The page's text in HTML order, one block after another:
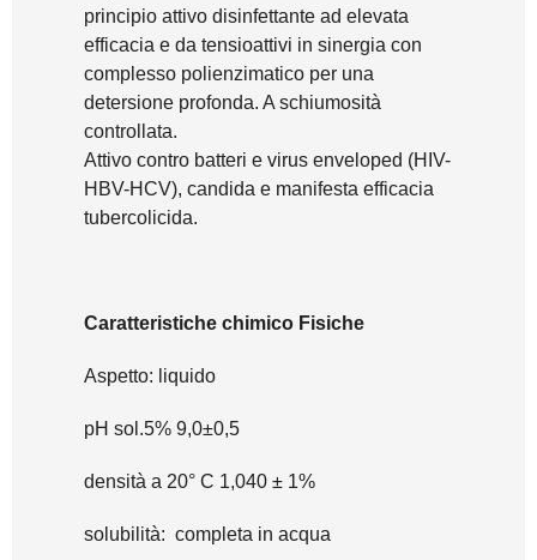
principio attivo disinfettante ad elevata
efficacia e da tensioattivi in sinergia con
complesso polienzimatico per una
detersione profonda. A schiumosità
controllata.
Attivo contro batteri e virus enveloped (HIV-
HBV-HCV), candida e manifesta efficacia
tubercolicida.
Caratteristiche chimico Fisiche
Aspetto: liquido
pH sol.5% 9,0±0,5
densità a 20° C 1,040 ± 1%
solubilità: completa in acqua